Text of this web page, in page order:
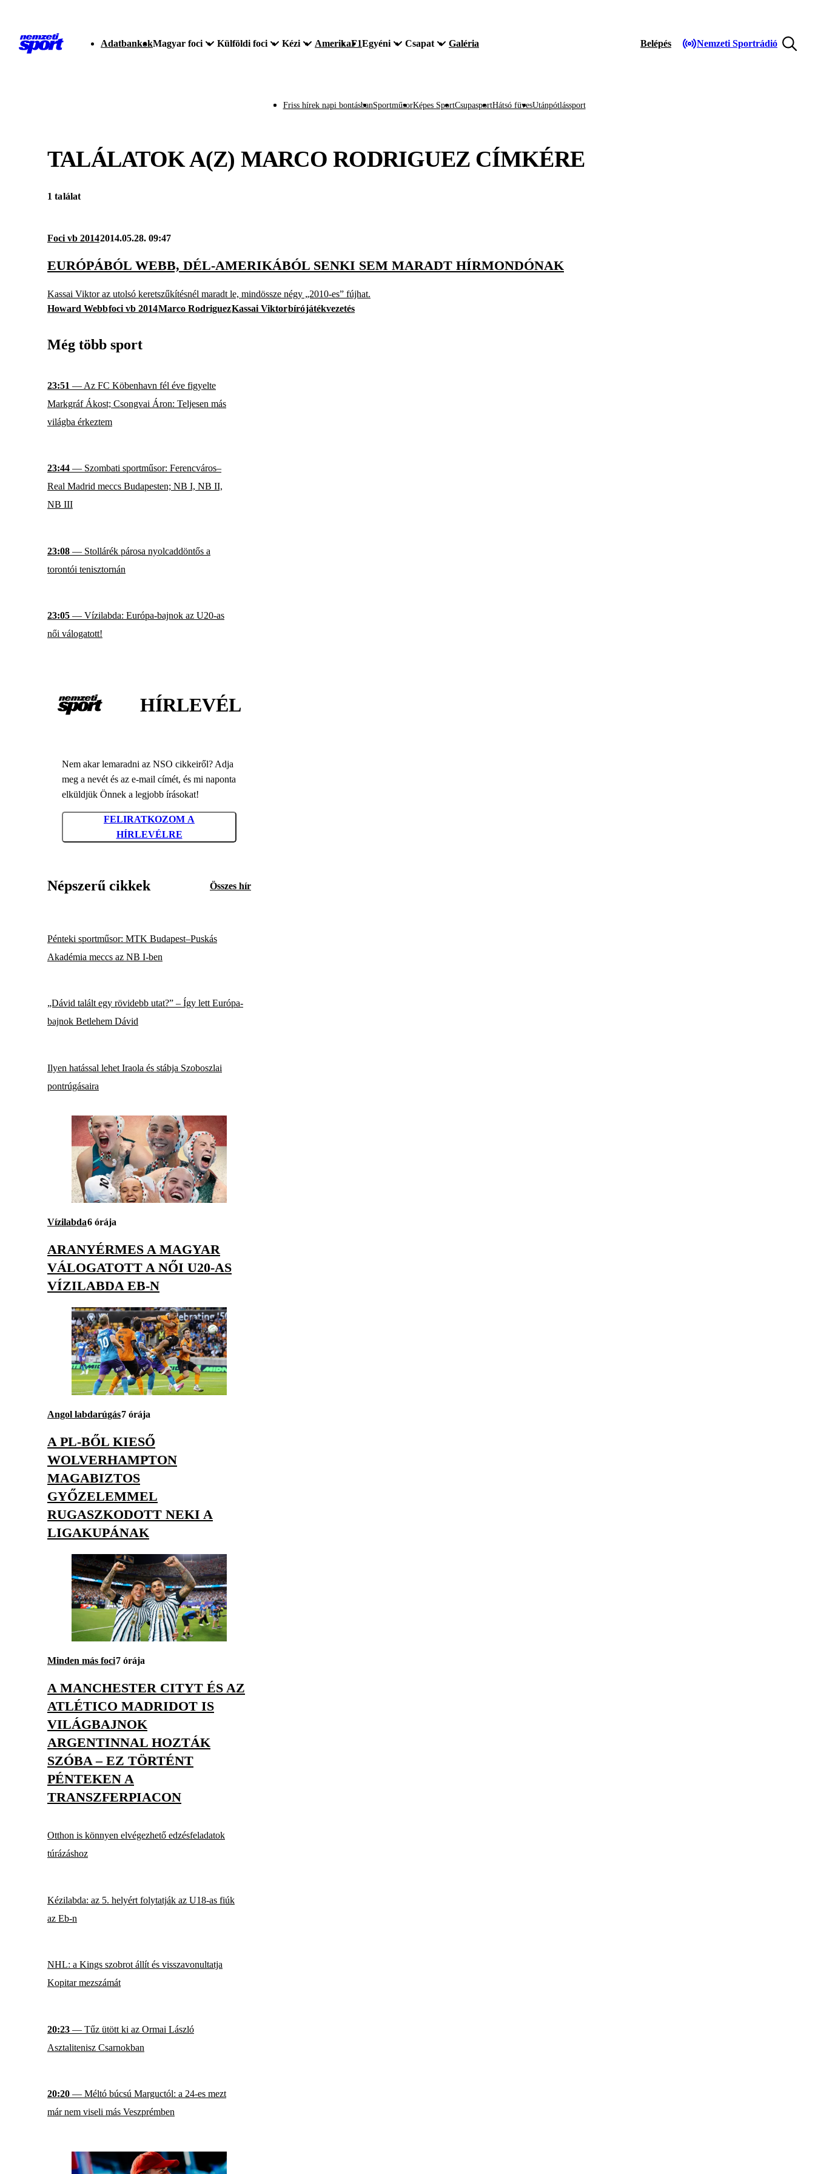
AdatbankokMagyar foci Külföldi foci Kézi AmerikaF1Egyéni Csapat Galéria Belépés Nemzeti Sportrádió
Friss hírek napi bontásbanSportműsorKépes SportCsupasportHátsó füvesUtánpótlássport
TALÁLATOK A(Z) MARCO RODRIGUEZ CÍMKÉRE
1 találat
Foci vb 20142014.05.28. 09:47
EURÓPÁBÓL WEBB, DÉL-AMERIKÁBÓL SENKI SEM MARADT HÍRMONDÓNAK
Kassai Viktor az utolsó keretszűkítésnél maradt le, mindössze négy „2010-es” fújhat.
Howard Webbfoci vb 2014Marco RodriguezKassai Viktorbírójátékvezetés
Még több sport
23:51 — Az FC Köbenhavn fél éve figyelte
Markgráf Ákost; Csongvai Áron: Teljesen más
világba érkeztem
23:44 — Szombati sportműsor: Ferencváros–
Real Madrid meccs Budapesten; NB I, NB II,
NB III
23:08 — Stollárék párosa nyolcaddöntős a
torontói tenisztornán
23:05 — Vízilabda: Európa-bajnok az U20-as
női válogatott!
HÍRLEVÉL
Nem akar lemaradni az NSO cikkeiről? Adja
meg a nevét és az e-mail címét, és mi naponta
elküldjük Önnek a legjobb írásokat!
FELIRATKOZOM A
HÍRLEVÉLRE
Népszerű cikkek Összes hír
Pénteki sportműsor: MTK Budapest–Puskás
Akadémia meccs az NB I-ben
„Dávid talált egy rövidebb utat?” – Így lett Európa-
bajnok Betlehem Dávid
Ilyen hatással lehet Iraola és stábja Szoboszlai
pontrúgásaira
Vízilabda6 órája
ARANYÉRMES A MAGYAR
VÁLOGATOTT A NŐI U20-AS
VÍZILABDA EB-N
Angol labdarúgás7 órája
A PL-BŐL KIESŐ
WOLVERHAMPTON
MAGABIZTOS
GYŐZELEMMEL
RUGASZKODOTT NEKI A
LIGAKUPÁNAK
Minden más foci7 órája
A MANCHESTER CITYT ÉS AZ
ATLÉTICO MADRIDOT IS
VILÁGBAJNOK
ARGENTINNAL HOZTÁK
SZÓBA – EZ TÖRTÉNT
PÉNTEKEN A
TRANSZFERPIACON
Otthon is könnyen elvégezhető edzésfeladatok
túrázáshoz
Kézilabda: az 5. helyért folytatják az U18-as fiúk
az Eb-n
NHL: a Kings szobrot állít és visszavonultatja
Kopitar mezszámát
20:23 — Tűz ütött ki az Ormai László
Asztalitenisz Csarnokban
20:20 — Méltó búcsú Marguctól: a 24-es mezt
már nem viseli más Veszprémben